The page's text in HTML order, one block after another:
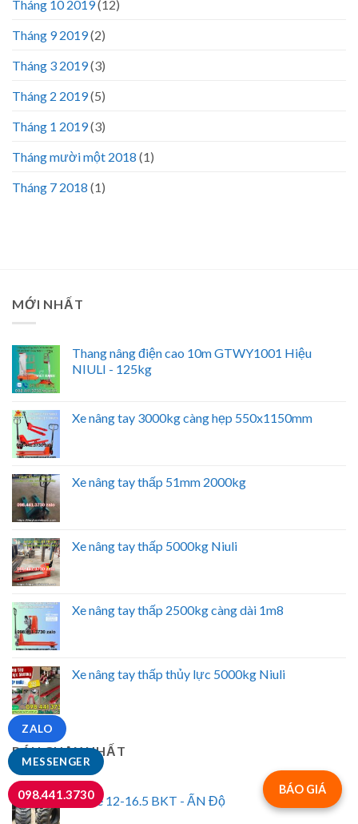
Tháng 10 2019(12)
Tháng 9 2019(2)
Tháng 3 2019(3)
Tháng 2 2019(5)
Tháng 1 2019(3)
Tháng mười một 2018 (1)
Tháng 7 2018 (1)
MỚI NHẤT
Thang nâng điện cao 10m GTWY1001 Hiệu
NIULI - 125kg
Xe nâng tay 3000kg càng hẹp 550x1150mm
Xe nâng tay thấp 51mm 2000kg
Xe nâng tay thấp 5000kg Niuli
Xe nâng tay thấp 2500kg càng dài 1m8
Xe nâng tay thấp thủy lực 5000kg Niuli
BÁN CHẠY NHẤT
Vỏ xe 12-16.5 BKT - ẤN Độ
BÁO GIÁ
MESSENGER
ZALO
098.441.3730